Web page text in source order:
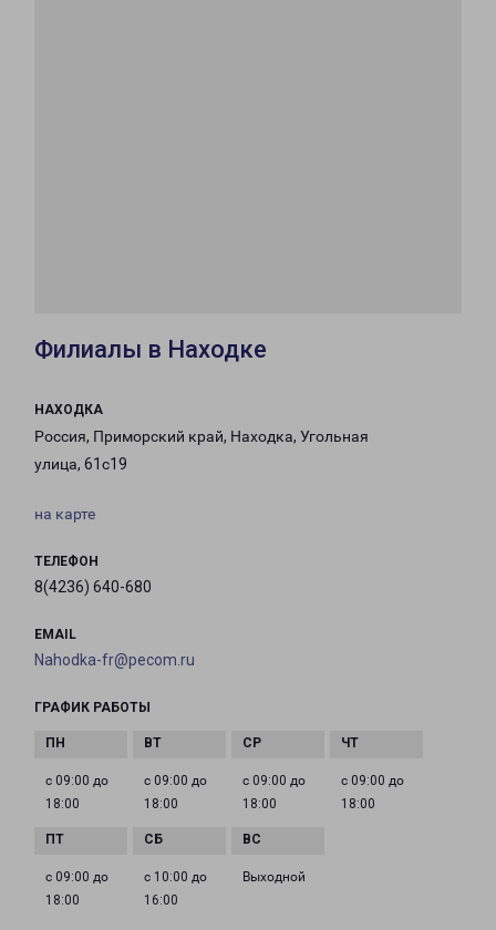
Филиалы в Находке
НАХОДКА
Россия, Приморский край, Находка, Угольная
улица, 61с19
на карте
ТЕЛЕФОН
8(4236) 640-680
EMAIL
Nahodka-fr@pecom.ru
ГРАФИК РАБОТЫ
с 09:00 до
18:00
с 09:00 до
18:00
с 09:00 до
18:00
с 09:00 до
18:00
с 09:00 до
18:00
с 10:00 до
16:00
Выходной